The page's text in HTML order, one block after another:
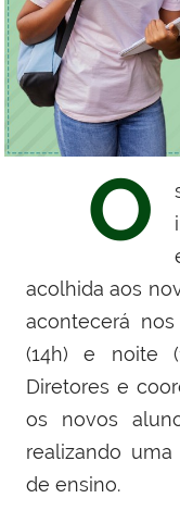
O
acolhida aos
acontecerá
(14h) e noite
Diretores e
os novos
realizando
de ensino.